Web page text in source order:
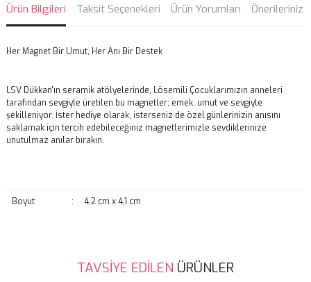
Ürün Bilgileri Taksit Seçenekleri Ürün Yorumları Önerileriniz
Her Magnet Bir Umut, Her Anı Bir Destek
LSV Dükkan'ın seramik atölyelerinde, Lösemili Çocuklarımızın anneleri
tarafından sevgiyle üretilen bu magnetler; emek, umut ve sevgiyle
şekilleniyor. İster hediye olarak, isterseniz de özel günlerinizin anısını
saklamak için tercih edebileceğiniz magnetlerimizle sevdiklerinize
unutulmaz anılar bırakın.
Boyut : 4,2 cm x 4,1 cm
Bu ürünün fiyat bilgisi, resim, ürün açıklamalarında ve diğer
konularda yetersiz gördüğünüz noktaları öneri formunu kullanarak
TAVSİYE EDİLEN ÜRÜNLER